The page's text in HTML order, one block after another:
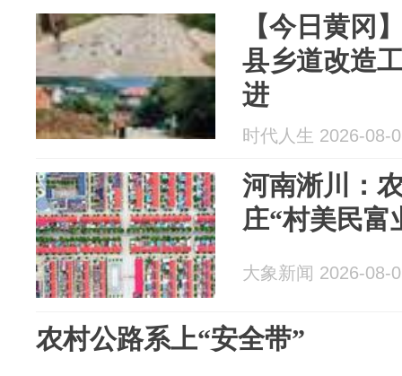
【今日黄冈
县乡道改造
进
时代人生 2026-08-
河南淅川：
庄“村美民富
大象新闻 2026-08-
农村公路系上“安全带”